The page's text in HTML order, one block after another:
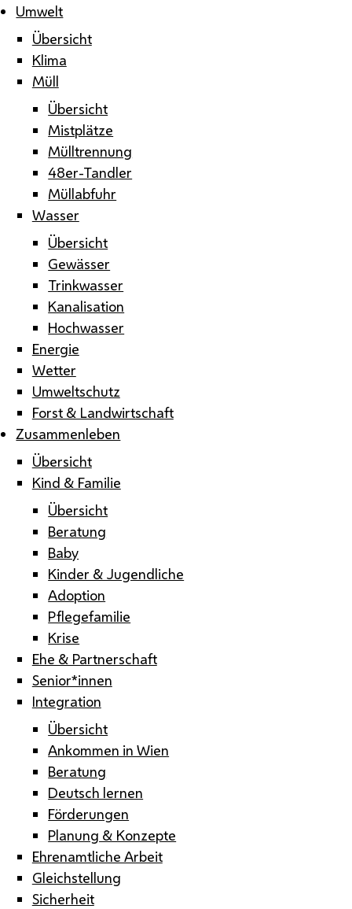
Umwelt
Übersicht
Klima
Müll
Übersicht
Mistplätze
Mülltrennung
48er-Tandler
Müllabfuhr
Wasser
Übersicht
Gewässer
Trinkwasser
Kanalisation
Hochwasser
Energie
Wetter
Umweltschutz
Forst & Landwirtschaft
Zusammenleben
Übersicht
Kind & Familie
Übersicht
Beratung
Baby
Kinder & Jugendliche
Adoption
Pflegefamilie
Krise
Ehe & Partnerschaft
Senior*innen
Integration
Übersicht
Ankommen in Wien
Beratung
Deutsch lernen
Förderungen
Planung & Konzepte
Ehrenamtliche Arbeit
Gleichstellung
Sicherheit